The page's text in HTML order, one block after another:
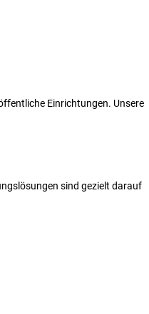
Einrichtungen. Unsere
sind gezielt darauf